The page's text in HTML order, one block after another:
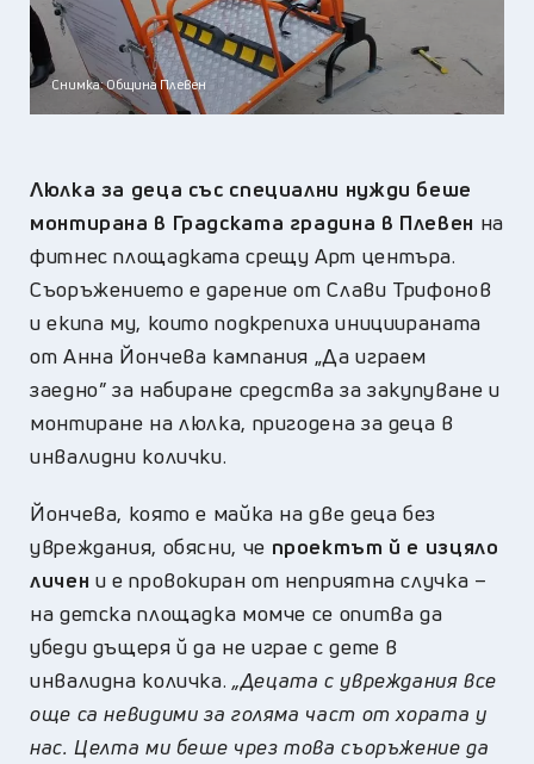
Снимка: Община Плевен
Люлка за деца със специални нужди беше
монтирана в Градската градина в Плевен на
фитнес площадката срещу Арт центъра.
Съоръжението е дарение от Слави Трифонов
и екипа му, които подкрепиха инициираната
от Анна Йончева кампания „Да играем
заедно” за набиране средства за закупуване и
монтиране на люлка, пригодена за деца в
инвалидни колички.
Йончева, която е майка на две деца без
увреждания, обясни, че проектът й е изцяло
личен и е провокиран от неприятна случка –
на детска площадка момче се опитва да
убеди дъщеря й да не играе с дете в
инвалидна количка. „Децата с увреждания все
още са невидими за голяма част от хората у
нас. Целта ми беше чрез това съоръжение да